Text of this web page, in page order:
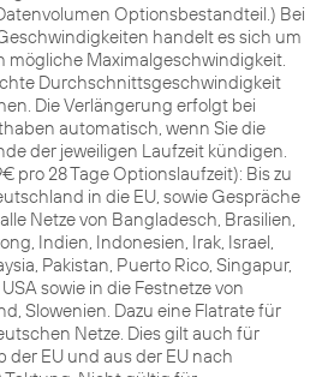
Optionsbestandteil.) Bei
handelt es sich um
mögliche Maximalgeschwindigkeit.
Durchschnittsgeschwindigkeit
Die Verlängerung erfolgt bei
automatisch, wenn Sie die
der jeweiligen Laufzeit kündigen.
pro 28 Tage Optionslaufzeit): Bis zu
in die EU, sowie Gespräche
Netze von Bangladesch, Brasilien,
Indien, Indonesien, Irak, Israel,
Pakistan, Puerto Rico, Singapur,
sowie in die Festnetze von
Slowenien. Dazu eine Flatrate für
Netze. Dies gilt auch für
der EU und aus der EU nach